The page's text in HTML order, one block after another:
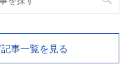
事一覧を見る